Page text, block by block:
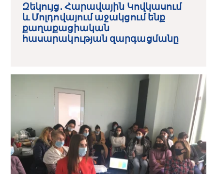
Զեկույց․ Հարավային Կովկասում
և Մոլդովայում աջակցում ենք
քաղաքացիական
հասարակության զարգացմանը